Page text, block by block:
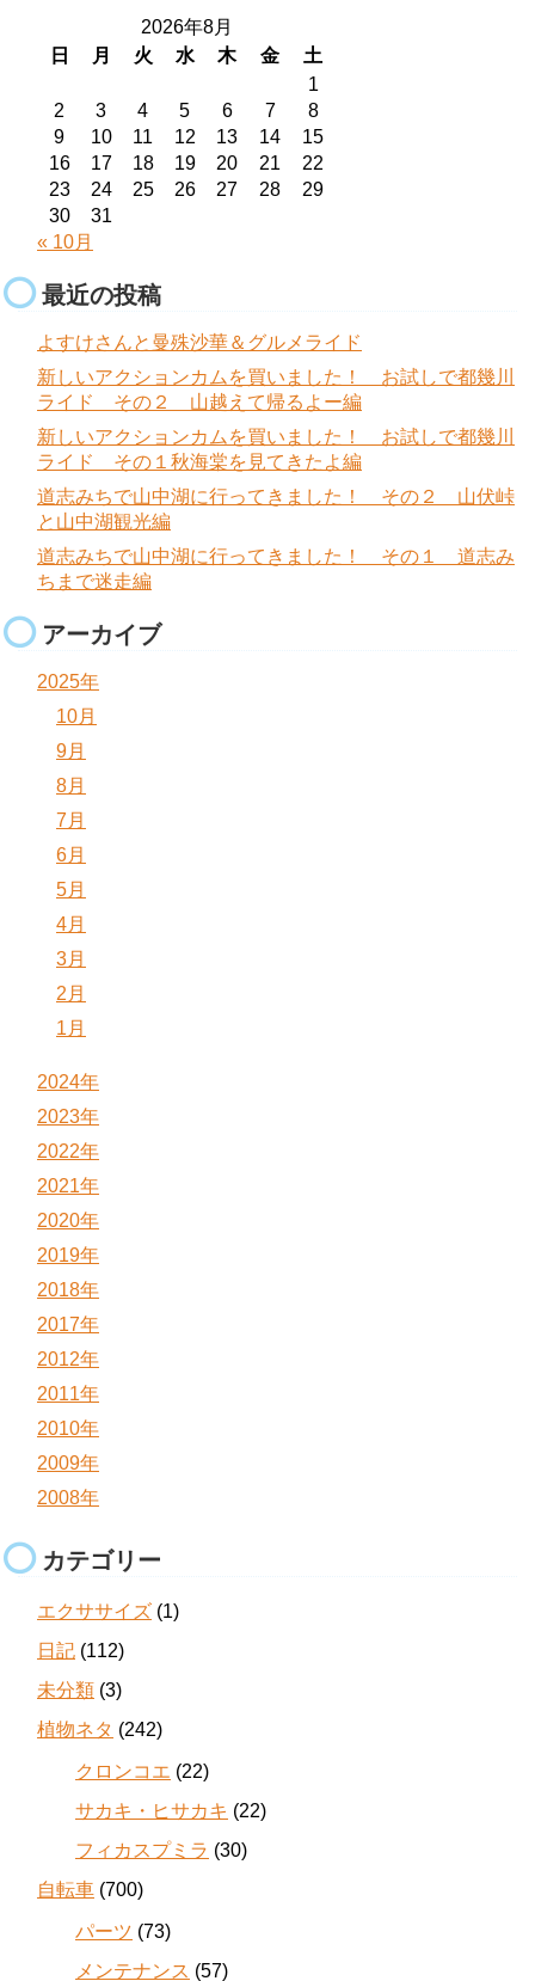
2026年8月
日
月 火 水 木 金
土
1
2
3 4 5 6 7
8
9
10 11 12 13 14
15
16
17 18 19 20 21
22
23
24 25 26 27 28
29
30
31
« 10月
最近の投稿
よすけさんと曼殊沙華＆グルメライド
新しいアクションカムを買いました！ お試しで都幾川
ライド その２ 山越えて帰るよー編
新しいアクションカムを買いました！ お試しで都幾川
ライド その１秋海棠を見てきたよ編
道志みちで山中湖に行ってきました！ その２ 山伏峠
と山中湖観光編
道志みちで山中湖に行ってきました！ その１ 道志み
ちまで迷走編
アーカイブ
2025年
10月
9月
8月
7月
6月
5月
4月
3月
2月
1月
2024年
2023年
2022年
2021年
2020年
2019年
2018年
2017年
2012年
2011年
2010年
2009年
2008年
カテゴリー
エクササイズ (1)
日記 (112)
未分類 (3)
植物ネタ (242)
クロンコエ (22)
サカキ・ヒサカキ (22)
フィカスプミラ (30)
自転車 (700)
パーツ (73)
メンテナンス (57)